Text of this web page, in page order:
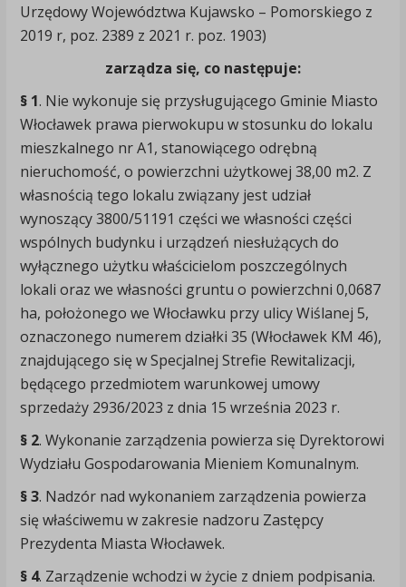
Urzędowy Województwa Kujawsko – Pomorskiego z
2019 r, poz. 2389 z 2021 r. poz. 1903)
zarządza się, co następuje:
§ 1. Nie wykonuje się przysługującego Gminie Miasto
Włocławek prawa pierwokupu w stosunku do lokalu
mieszkalnego nr A1, stanowiącego odrębną
nieruchomość, o powierzchni użytkowej 38,00 m2. Z
własnością tego lokalu związany jest udział
wynoszący 3800/51191 części we własności części
wspólnych budynku i urządzeń niesłużących do
wyłącznego użytku właścicielom poszczególnych
lokali oraz we własności gruntu o powierzchni 0,0687
ha, położonego we Włocławku przy ulicy Wiślanej 5,
oznaczonego numerem działki 35 (Włocławek KM 46),
znajdującego się w Specjalnej Strefie Rewitalizacji,
będącego przedmiotem warunkowej umowy
sprzedaży 2936/2023 z dnia 15 września 2023 r.
§ 2. Wykonanie zarządzenia powierza się Dyrektorowi
Wydziału Gospodarowania Mieniem Komunalnym.
§ 3. Nadzór nad wykonaniem zarządzenia powierza
się właściwemu w zakresie nadzoru Zastępcy
Prezydenta Miasta Włocławek.
§ 4. Zarządzenie wchodzi w życie z dniem podpisania.